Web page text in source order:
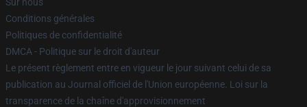
Conditions générales
Politiques de confidentialité
DMCA - Politique sur le droit d'auteur
Le présent règlement entre en vigueur le jour suivant celui de sa
publication au Journal officiel de l'Union européenne. Loi sur la
transparence de la chaîne d'approvisionnement